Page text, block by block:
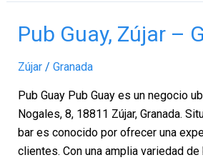
Pub Guay, Zújar –
Zújar/ Granada
Pub Guay Pub Guay es un negocio
Nogales, 8, 18811 Zújar, Granada.
bar es conocido por ofrecer una
clientes. Con una amplia variedad
Pub
Zújar
Granada